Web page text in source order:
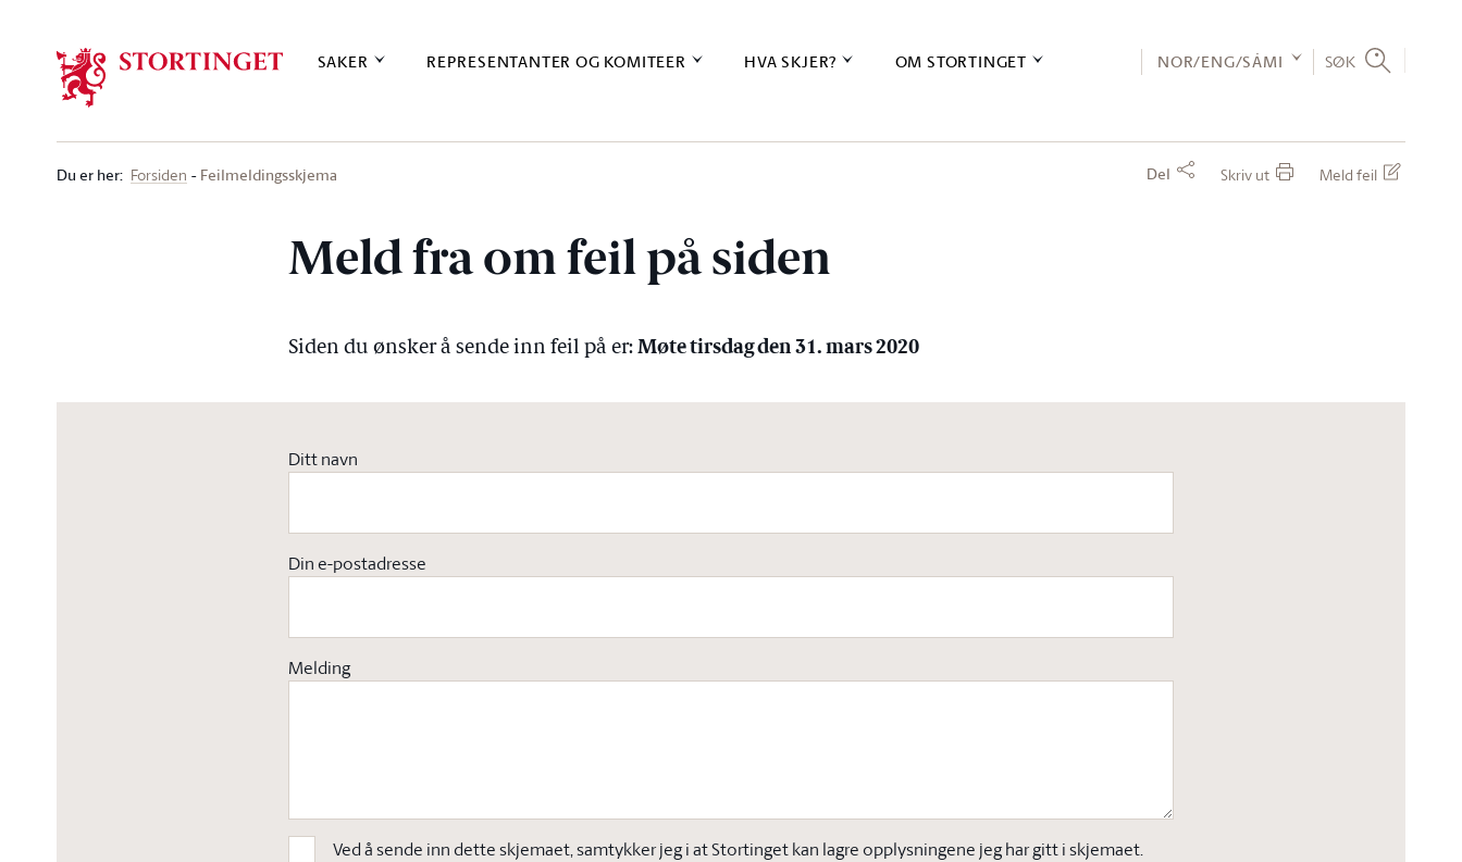
SAKER REPRESENTANTER OG KOMITEER HVA SKJER? OM STORTINGET NOR/ENG/SÁMI SØK
Du er her: Forsiden Feilmeldingsskjema Del Skriv ut Meld feil
Meld fra om feil på siden
Siden du ønsker å sende inn feil på er:Møte tirsdag den 31. mars 2020
Ditt navn
Din e-postadresse
Melding
Ved å sende inn dette skjemaet, samtykker jeg i at Stortinget kan lagre opplysningene jeg har gitt i skjemaet.